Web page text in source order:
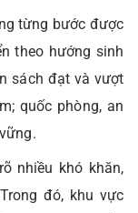
từng bước được
theo hướng sinh
sách đạt và vượt
quốc phòng, an
nhiều khó khăn,
đó, khu vực